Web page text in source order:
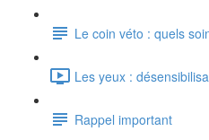
Le coin véto : quels
Les yeux :
Rappel important